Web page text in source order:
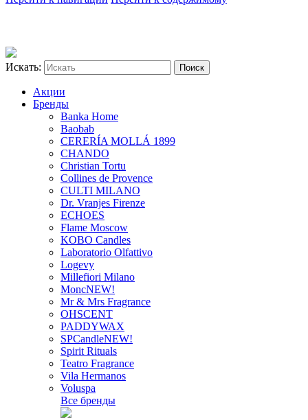
Искать:
Акции
Бренды
Banka Home
Baobab
CERERÍA MOLLÁ 1899
CHANDO
Christian Tortu
Collines de Provence
CULTI MILANO
Dr. Vranjes Firenze
ECHOES
Flame Moscow
KOBO Candles
Laboratorio Olfattivo
Logevy
Millefiori Milano
MoncNEW!
Mr & Mrs Fragrance
OHSCENT
PADDYWAX
SPCandleNEW!
Spirit Rituals
Teatro Fragrance
Vila Hermanos
Voluspa
Все бренды